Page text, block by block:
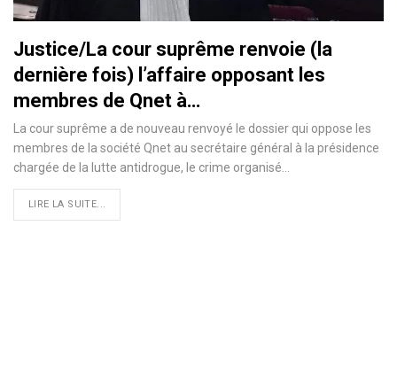
Justice/La cour suprême renvoie (la
dernière fois) l’affaire opposant les
membres de Qnet à…
La cour suprême a de nouveau renvoyé le dossier qui oppose les
membres de la société Qnet au secrétaire général à la présidence
chargée de la lutte antidrogue, le crime organisé
LIRE LA SUITE...